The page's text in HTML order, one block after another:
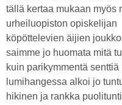
tällä kertaa mukaan myös
urheiluopiston opiskelijan
köpöttelevien äijien
saimme jo huomata mitä
kuin parikymmentä
lumihangessa alkoi jo
hikinen ja rankka